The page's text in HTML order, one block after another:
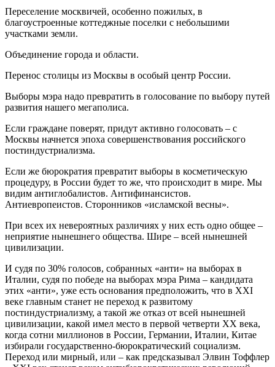
Переселение москвичей, особенно пожилых, в
благоустроенные коттеджные поселки с небольшими
участками земли.
Объединение города и области.
Перенос столицы из Москвы в особый центр России.
Выборы мэра надо превратить в голосование по выбору путей
развития нашего мегаполиса.
Если граждане поверят, придут активно голосовать – с
Москвы начнется эпоха совершенствования российского
постиндустриализма.
Если же бюрократия превратит выборы в косметическую
процедуру, в России будет то же, что происходит в мире. Мы
видим антиглобалистов. Антифинансистов.
Антиевропеистов. Сторонников «исламской весны».
При всех их невероятных различиях у них есть одно общее –
неприятие нынешнего общества. Шире – всей нынешней
цивилизации.
И судя по 30% голосов, собранных «анти» на выборах в
Италии, судя по победе на выборах мэра Рима – кандидата
этих «анти», уже есть основания предположить, что в ХХI
веке главным станет не переход к развитому
постиндустриализму, а такой же отказ от всей нынешней
цивилизации, какой имел место в первой четверти ХХ века,
когда сотни миллионов в России, Германии, Италии, Китае
избирали государственно-бюрократический социализм.
Переход или мирный, или – как предсказывал Элвин Тоффлер